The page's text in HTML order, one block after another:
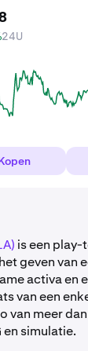
24U
is een
geven van
activa en
van een
van meer
simulatie.